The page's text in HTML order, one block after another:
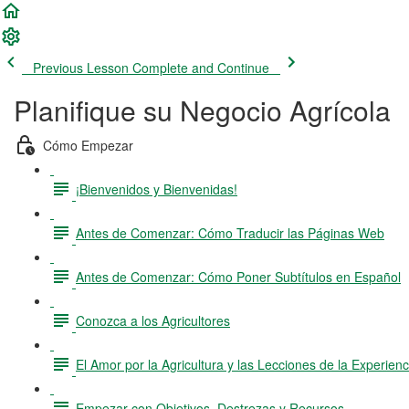
Previous Lesson Complete and Continue
Planifique su Negocio Agrícola
Cómo Empezar
¡Bienvenidos y Bienvenidas!
Antes de Comenzar: Cómo Traducir las Páginas Web
Antes de Comenzar: Cómo Poner Subtítulos en Español
Conozca a los Agricultores
El Amor por la Agricultura y las Lecciones de la